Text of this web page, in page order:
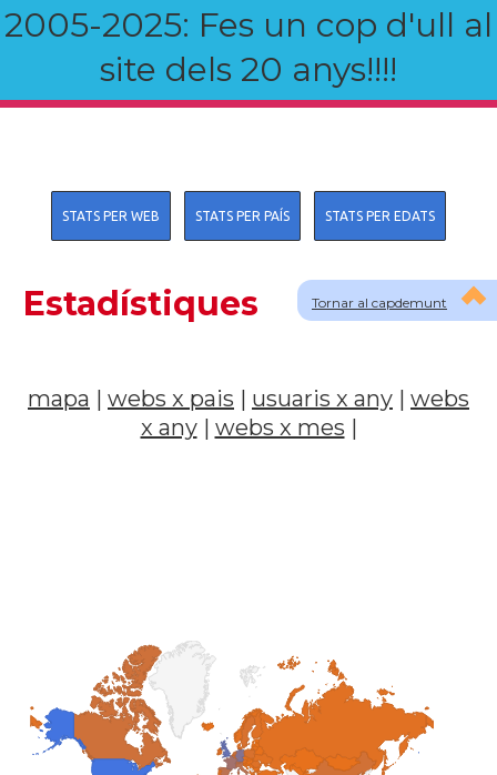
2005-2025: Fes un cop d'ull al
site dels 20 anys!!!!
Tornar al capdemunt
STATS PER WEB STATS PER PAÍS STATS PER EDATS
Estadístiques
mapa | webs x pais | usuaris x any | webs
x any| webs x mes |